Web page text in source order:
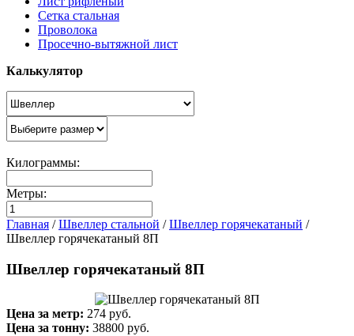
Сетка стальная
Проволока
Просечно-вытяжной лист
Калькулятор
Килограммы:
Метры:
Главная /Швеллер стальной /Швеллер горячекатаный /
Швеллер горячекатаный 8П
Швеллер горячекатаный 8П
Цена за метр: 274 руб.
Цена за тонну: 38800 руб.